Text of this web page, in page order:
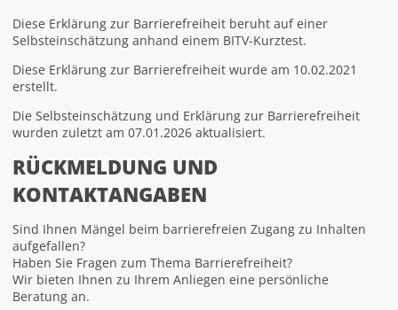
Diese Erklärung zur Barrierefreiheit beruht auf einer
Selbsteinschätzung anhand einem BITV-Kurztest.
Diese Erklärung zur Barrierefreiheit wurde am 10.02.2021
erstellt.
Die Selbsteinschätzung und Erklärung zur Barrierefreiheit
wurden zuletzt am 07.01.2026 aktualisiert.
RÜCKMELDUNG UND
KONTAKTANGABEN
Sind Ihnen Mängel beim barrierefreien Zugang zu Inhalten
aufgefallen?
Haben Sie Fragen zum Thema Barrierefreiheit?
Wir bieten Ihnen zu Ihrem Anliegen eine persönliche
Beratung an.